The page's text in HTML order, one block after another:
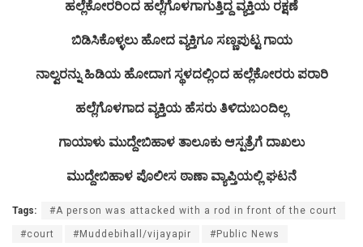
ಹಲ್ಲೆಕೋರರಿಂದ ಹಲ್ಲೆಗೊಳಗಾಗುತ್ತಿದ್ದ ವ್ಯಕ್ತಿಯ ರಕ್ಷಣೆ
ಬಿಡಿಸಿಕೊಳ್ಳಲು ಹೋದ ವ್ಯಕ್ತಿಗೂ ಸಣ್ಣಪುಟ್ಟ ಗಾಯ
ನಾಲ್ವರನ್ನು ಹಿಡಿಯ ಹೋದಾಗ ಸ್ಥಳದಲ್ಲಿಂದ ಹಲ್ಲೆಕೋರರು ಪರಾರಿ
ಹಲ್ಲೆಗೊಳಗಾದ ವ್ಯಕ್ತಿಯ ಹೆಸರು ತಿಳಿದುಬಂದಿಲ್ಲ
ಗಾಯಾಳು ಮುದ್ದೇಬಿಹಾಳ ತಾಲೂಕು ಆಸ್ಪತ್ರೆಗೆ ದಾಖಲು
ಮುದ್ದೇಬಿಹಾಳ ಪೊಲೀಸ ಠಾಣಾ ವ್ಯಾಪ್ತಿಯಲ್ಲಿ ಘಟನೆ
Tags: #A person was attacked with a rod in front of the court
#court #Muddebihall/vijayapir #Public News